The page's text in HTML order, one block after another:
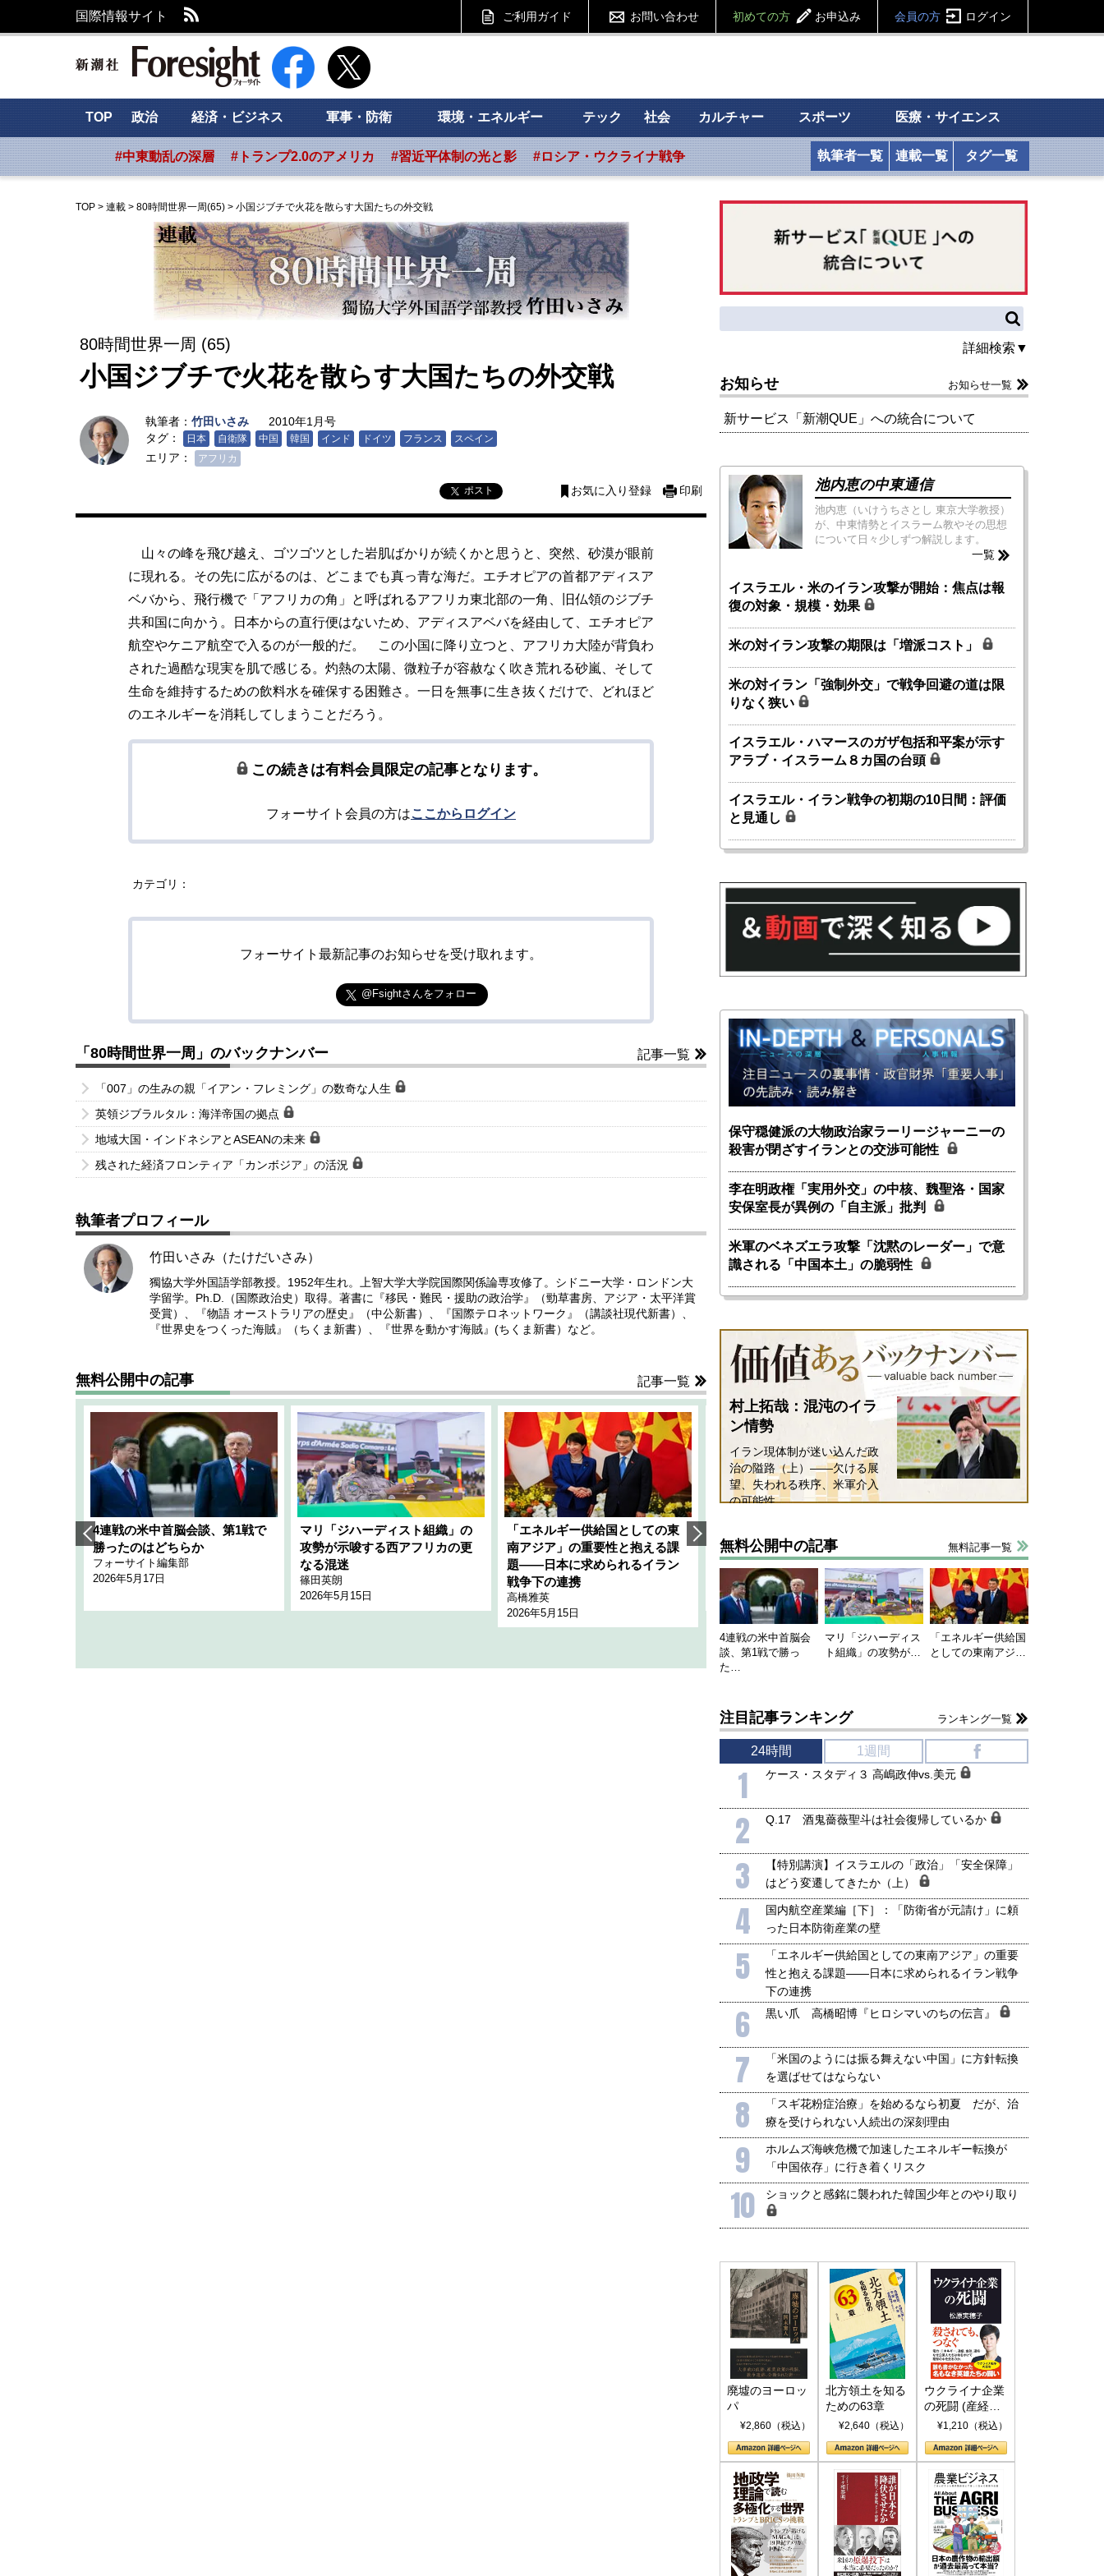
国際情報サイト ご利用ガイド お問い合わせ 初めての方 お申込み 会員の方 ログイン
新潮社 Foresight フォーサイト
TOP 政治 経済・ビジネス 軍事・防衛 環境・エネルギー テック 社会 カルチャー スポーツ 医療・サイエンス
#中東動乱の深層 #トランプ2.0のアメリカ #習近平体制の光と影 #ロシア・ウクライナ戦争 執筆者一覧 連載一覧 タグ一覧
TOP > 連載 > 80時間世界一周(65) > 小国ジブチで火花を散らす大国たちの外交戦
80時間世界一周 (65)
小国ジブチで火花を散らす大国たちの外交戦
執筆者： 竹田いさみ
2010年1月号
タグ：
日本 自衛隊 中国 韓国 インド ドイツ フランス スペイン
エリア： アフリカ
ポスト お気に入り登録 印刷
山々の峰を飛び越え、ゴツゴツとした岩肌ばかりが続くかと思うと、突然、砂漠が眼前
に現れる。その先に広がるのは、どこまでも真っ青な海だ。エチオピアの首都アディスア
ベバから、飛行機で「アフリカの角」と呼ばれるアフリカ東北部の一角、旧仏領のジブチ
共和国に向かう。日本からの直行便はないため、アディスアベバを経由して、エチオピア
航空やケニア航空で入るのが一般的だ。 この小国に降り立つと、アフリカ大陸が背負わ
された過酷な現実を肌で感じる。灼熱の太陽、微粒子が容赦なく吹き荒れる砂嵐、そして
生命を維持するための飲料水を確保する困難さ。一日を無事に生き抜くだけで、どれほど
のエネルギーを消耗してしまうことだろう。
この続きは有料会員限定の記事となります。
フォーサイト会員の方はここからログイン
カテゴリ：
フォーサイト最新記事のお知らせを受け取れます。
@Fsightさんをフォロー
「80時間世界一周」のバックナンバー 記事一覧
「007」の生みの親「イアン・フレミング」の数奇な人生
英領ジブラルタル：海洋帝国の拠点
地域大国・インドネシアとASEANの未来
残された経済フロンティア「カンボジア」の活況
執筆者プロフィール
竹田いさみ（たけだいさみ）
獨協大学外国語学部教授。1952年生れ。上智大学大学院国際関係論専攻修了。シドニー大学・ロンドン大
学留学。Ph.D.（国際政治史）取得。著書に『移民・難民・援助の政治学』（勁草書房、アジア・太平洋賞
受賞）、『物語 オーストラリアの歴史』（中公新書）、『国際テロネットワーク』（講談社現代新書）、
『世界史をつくった海賊』（ちくま新書）、『世界を動かす海賊』(ちくま新書）など。
無料公開中の記事 記事一覧
4連戦の米中首脳会談、第1戦で
勝ったのはどちらか
フォーサイト編集部
2026年5月17日
マリ「ジハーディスト組織」の
攻勢が示唆する西アフリカの更
なる混迷
篠田英朗
2026年5月15日
「エネルギー供給国としての東
南アジア」の重要性と抱える課
題――日本に求められるイラン
戦争下の連携
高橋雅英
2026年5月15日
1905年体制」における日米韓安
全保障協力の意味
千々和泰明
2026年5月15日
ネルギー転換が「中国依存」に
行き着くリスク
小山堅
2026年5月14日
詳細検索▼
お知らせ お知らせ一覧
新サービス「新潮QUE」への統合について
池内恵の中東通信
池内恵（いけうちさとし 東京大学教授）
が、中東情勢とイスラーム教やその思想
について日々少しずつ解説します。
一覧
イスラエル・米のイラン攻撃が開始：焦点は報
復の対象・規模・効果
米の対イラン攻撃の期限は「増派コスト」
米の対イラン「強制外交」で戦争回避の道は限
りなく狭い
イスラエル・ハマースのガザ包括和平案が示す
アラブ・イスラーム８カ国の台頭
イスラエル・イラン戦争の初期の10日間：評価
と見通し
保守穏健派の大物政治家ラーリージャーニーの
殺害が閉ざすイランとの交渉可能性
李在明政権「実用外交」の中核、魏聖洛・国家
安保室長が異例の「自主派」批判
米軍のベネズエラ攻撃「沈黙のレーダー」で意
識される「中国本土」の脆弱性
村上拓哉：混沌のイラ
ン情勢
イラン現体制が迷い込んだ政
治の隘路（上）――欠ける展
望、失われる秩序、米軍介入
の可能性
無料公開中の記事 無料記事一覧
4連戦の米中首脳会
談、第1戦で勝っ
た…
マリ「ジハーディス
ト組織」の攻勢が…
「エネルギー供給国
としての東南アジ…
注目記事ランキング ランキング一覧
24時間 1週間
1 ケース・スタディ３ 高嶋政伸vs.美元
2 Q.17 酒鬼薔薇聖斗は社会復帰しているか
3
【特別講演】イスラエルの「政治」「安全保障」
はどう変遷してきたか（上）
4
国内航空産業編［下］：「防衛省が元請け」に頼
った日本防衛産業の壁
5
「エネルギー供給国としての東南アジア」の重要
性と抱える課題――日本に求められるイラン戦争
下の連携
6 黒い爪 高橋昭博『ヒロシマいのちの伝言』
7
「米国のようには振る舞えない中国」に方針転換
を選ばせてはならない
8
「スギ花粉症治療」を始めるなら初夏 だが、治
療を受けられない人続出の深刻理由
9
ホルムズ海峡危機で加速したエネルギー転換が
「中国依存」に行き着くリスク
10 ショックと感銘に襲われた韓国少年とのやり取り
廃墟のヨーロッ
パ
¥2,860（税込）
北方領土を知る
ための63章
¥2,640（税込）
ウクライナ企業
の死闘 (産経セ
レクト S 039)
¥1,210（税込）